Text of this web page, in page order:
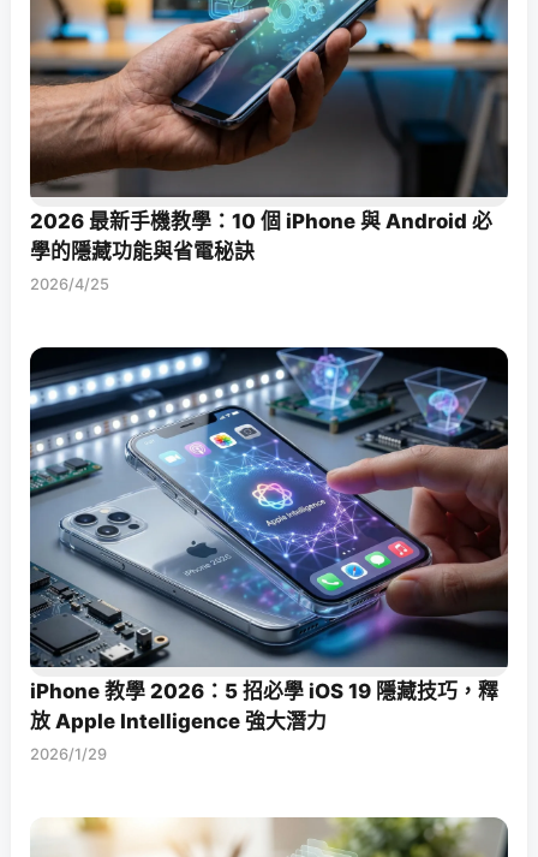
2026 最新手機教學：10 個 iPhone 與 Android 必
學的隱藏功能與省電秘訣
2026/4/25
iPhone 教學 2026：5 招必學 iOS 19 隱藏技巧，釋
放 Apple Intelligence 強大潛力
2026/1/29